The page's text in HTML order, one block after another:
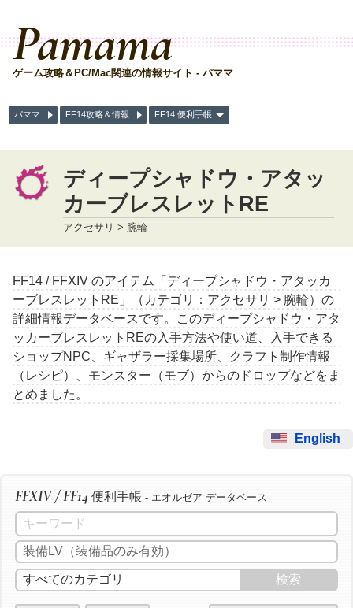
Pamama
ゲーム攻略＆PC/Mac関連の情報サイト - パママ
パママ FF14攻略＆情報 FF14 便利手帳
ディープシャドウ・アタッ
カーブレスレットRE
アクセサリ > 腕輪
FF14 / FFXIV のアイテム「ディープシャドウ・アタッカ
ーブレスレットRE」（カテゴリ：アクセサリ > 腕輪）の
詳細情報データベースです。このディープシャドウ・アタ
ッカーブレスレットREの入手方法や使い道、入手できる
ショップNPC、ギャザラー採集場所、クラフト制作情報
（レシピ）、モンスター（モブ）からのドロップなどをま
とめました。
English
FFXIV / FF14 便利手帳 - エオルゼア データベース